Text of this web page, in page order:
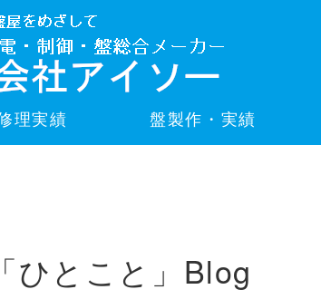
理実績 盤製作・実績
ひとこと」Blog